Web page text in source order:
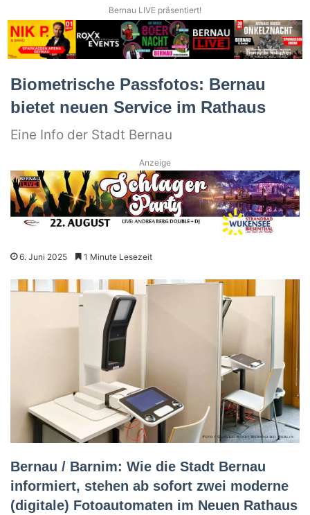
Bernau LIVE präsentiert!
Biometrische Passfotos: Bernau
bietet neuen Service im Rathaus
Eine Info der Stadt Bernau
Anzeige
6. Juni 2025 1 Minute Lesezeit
Bernau / Barnim: Wie die Stadt Bernau
informiert, stehen ab sofort zwei moderne
(digitale) Fotoautomaten im Neuen Rathaus